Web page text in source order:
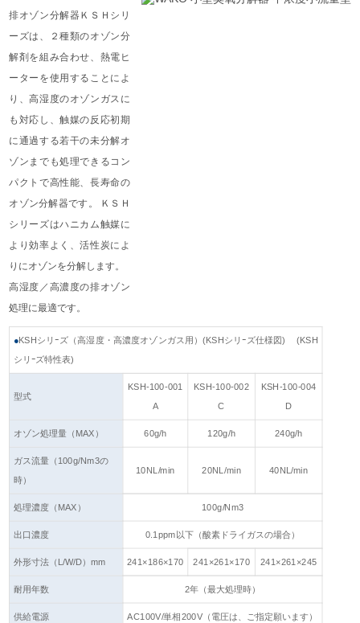
排オゾン分解器ＫＳＨシリ
ーズは、２種類のオゾン分
解剤を組み合わせ、熱電ヒ
ーターを使用することによ
り、高湿度のオゾンガスに
も対応し、触媒の反応初期
に通過する若干の未分解オ
ゾンまでも処理できるコン
パクトで高性能、長寿命の
オゾン分解器です。 ＫＳＨ
シリーズはハニカム触媒に
より効率よく、活性炭によ
りにオゾンを分解します。
高湿度／高濃度の排オゾン
処理に最適です。
●KSHシリｰズ（高湿度・高濃度オゾンガス用）(KSHシリｰズ仕様図) (KSH
シリｰズ特性表)
型式
KSH-100-001
A
KSH-100-002
C
KSH-100-004
D
オゾン処理量（MAX） 60g/h 120g/h 240g/h
ガス流量（100g/Nm3の
時）
10NL/min 20NL/min 40NL/min
処理濃度（MAX） 100g/Nm3
出口濃度 0.1ppm以下（酸素ドライガスの場合）
外形寸法（L/W/D）mm 241×186×170 241×261×170 241×261×245
耐用年数 2年（最大処理時）
供給電源 AC100V/単相200V（電圧は、ご指定願います）